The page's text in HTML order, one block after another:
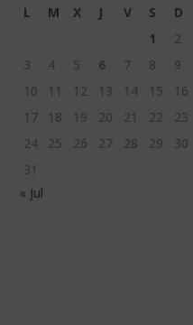
L M X J V S
D
1
2
3
4 5 6 7 8
9
10
11 12 13 14 15
16
17
18 19 20 21 22
23
24
25 26 27 28 29
30
31
« Jul